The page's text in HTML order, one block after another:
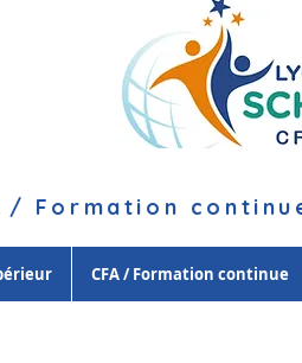
/ Formation
CFA / Formation continue